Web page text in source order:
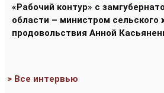
«Рабочий контур» с
области – министром сельского
продовольствия Анной
> Все интервью